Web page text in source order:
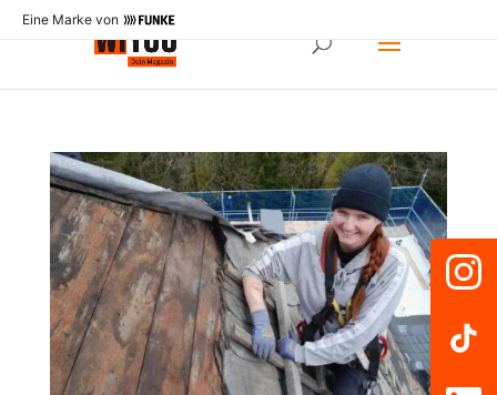
Eine Marke von